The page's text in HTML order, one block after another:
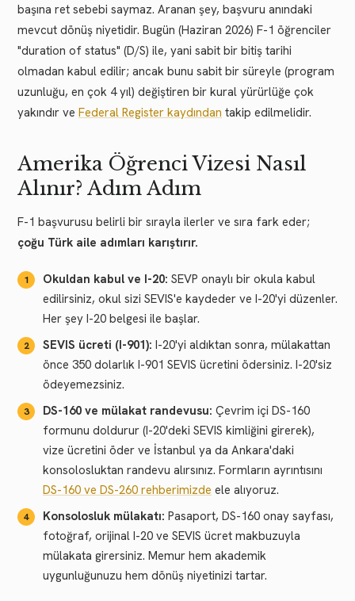
başına ret sebebi saymaz. Aranan şey, başvuru anındaki
mevcut dönüş niyetidir. Bugün (Haziran 2026) F-1 öğrenciler
"duration of status" (D/S) ile, yani sabit bir bitiş tarihi
olmadan kabul edilir; ancak bunu sabit bir süreyle (program
uzunluğu, en çok 4 yıl) değiştiren bir kural yürürlüğe çok
yakındır ve Federal Register kaydından takip edilmelidir.
Amerika Öğrenci Vizesi Nasıl
Alınır? Adım Adım
F-1 başvurusu belirli bir sırayla ilerler ve sıra fark eder;
çoğu Türk aile adımları karıştırır.
Okuldan kabul ve I-20: SEVP onaylı bir okula kabul
edilirsiniz, okul sizi SEVIS'e kaydeder ve I-20'yi düzenler.
Her şey I-20 belgesi ile başlar.
SEVIS ücreti (I-901): I-20'yi aldıktan sonra, mülakattan
önce 350 dolarlık I-901 SEVIS ücretini ödersiniz. I-20'siz
ödeyemezsiniz.
DS-160 ve mülakat randevusu: Çevrim içi DS-160
formunu doldurur (I-20'deki SEVIS kimliğini girerek),
vize ücretini öder ve İstanbul ya da Ankara'daki
konsolosluktan randevu alırsınız. Formların ayrıntısını
DS-160 ve DS-260 rehberimizde ele alıyoruz.
Konsolosluk mülakatı: Pasaport, DS-160 onay sayfası,
fotoğraf, orijinal I-20 ve SEVIS ücret makbuzuyla
mülakata girersiniz. Memur hem akademik
uygunluğunuzu hem dönüş niyetinizi tartar.